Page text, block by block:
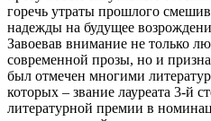
горечь утраты прошлого
надежды на будущее
Завоевав внимание не только
современной прозы, но и
был отмечен многими
которых – звание лауреата 3-й
литературной премии в